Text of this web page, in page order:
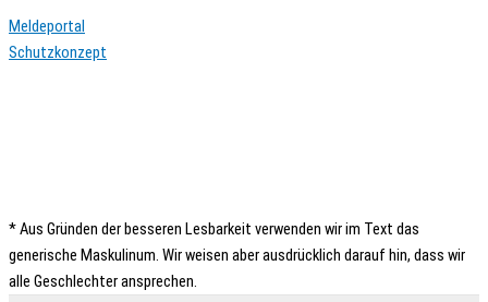
Meldeportal
Schutzkonzept
* Aus Gründen der besseren Lesbarkeit verwenden wir im Text das
generische Maskulinum. Wir weisen aber ausdrücklich darauf hin, dass wir
alle Geschlechter ansprechen.